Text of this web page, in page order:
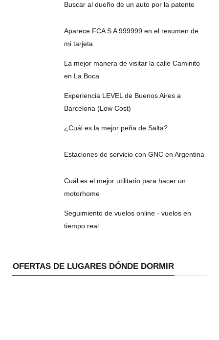
Buscar al dueño de un auto por la patente
Aparece FCA S A 999999 en el resumen de
mi tarjeta
La mejor manera de visitar la calle Caminito
en La Boca
Experiencia LEVEL de Buenos Aires a
Barcelona (Low Cost)
¿Cuál es la mejor peña de Salta?
Estaciones de servicio con GNC en Argentina
Cuál es el mejor utilitario para hacer un
motorhome
Seguimiento de vuelos online - vuelos en
tiempo real
OFERTAS DE LUGARES DÓNDE DORMIR